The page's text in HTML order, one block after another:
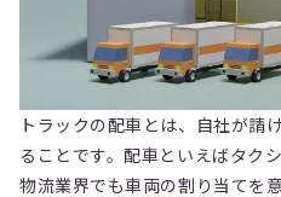
トラックの配車とは、自社が請
ることです。配車といえばタク
物流業界でも車両の割り当てを